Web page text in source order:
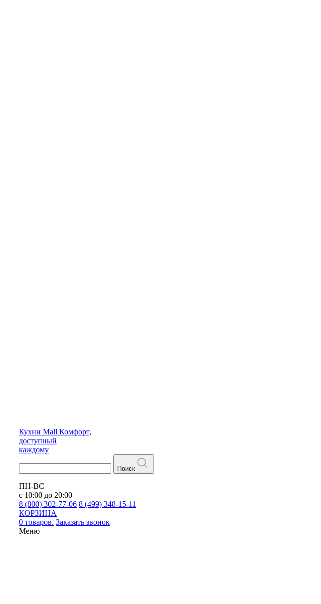
Кухни Mall Комфорт,
доступный
каждому
Поиск
ПН-ВС
с 10:00 до 20:00
8 (800) 302-77-06 8 (499) 348-15-11
КОРЗИНА
0 товаров. Заказать звонок
Меню